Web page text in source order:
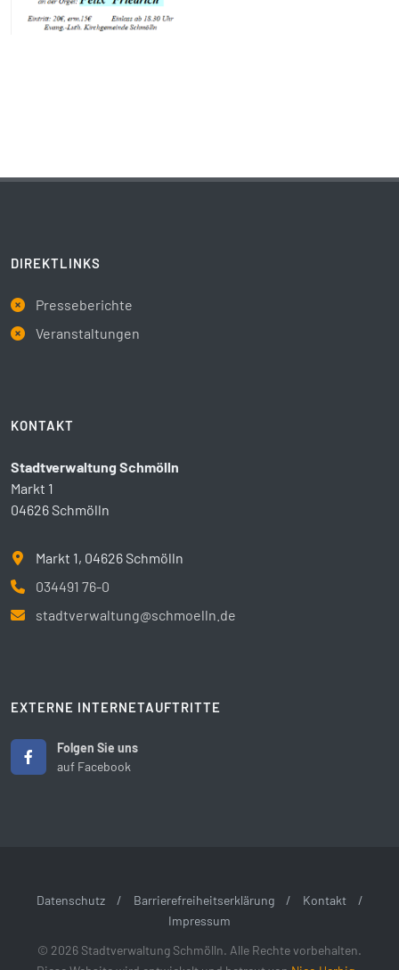
DIREKTLINKS
Presseberichte
Veranstaltungen
KONTAKT
Stadtverwaltung Schmölln
Markt 1
04626 Schmölln
Markt 1, 04626 Schmölln
034491 76-0
stadtverwaltung@schmoelln.de
EXTERNE INTERNETAUFTRITTE
Folgen Sie uns
auf Facebook
Datenschutz / Barrierefreiheitserklärung / Kontakt
/
Impressum
© 2026 Stadtverwaltung Schmölln. Alle Rechte vorbehalten.